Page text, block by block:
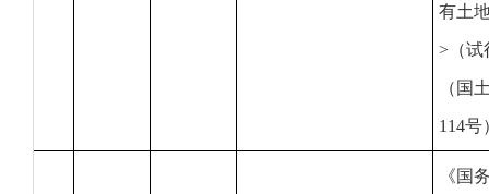
有土
>（试
（国
114号
《国